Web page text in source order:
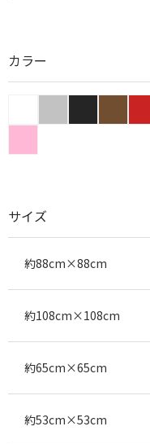
カラー
サイズ
約88cm×88cm
約108cm×108cm
約65cm×65cm
約53cm×53cm